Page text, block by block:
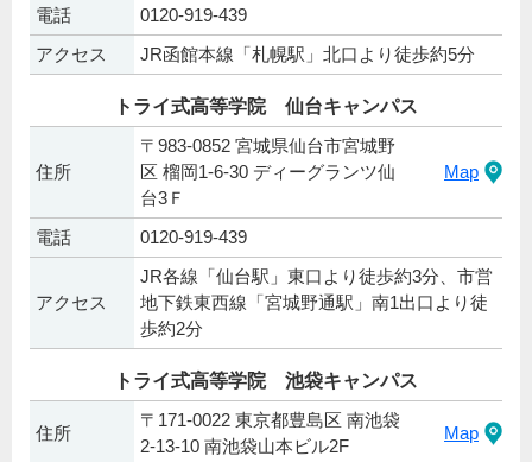
電話
0120-919-439
アクセス
JR函館本線「札幌駅」北口より徒歩約5分
トライ式高等学院 仙台キャンパス
住所
〒983-0852 宮城県仙台市宮城野
区 榴岡1-6-30 ディーグランツ仙
台3Ｆ
Map
電話 0120-919-439
アクセス
JR各線「仙台駅」東口より徒歩約3分、市営
地下鉄東西線「宮城野通駅」南1出口より徒
歩約2分
トライ式高等学院 池袋キャンパス
住所
〒171-0022 東京都豊島区 南池袋
2-13-10 南池袋山本ビル2F
Map